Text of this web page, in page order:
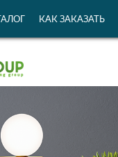
КАК ЗАКАЗАТЬ